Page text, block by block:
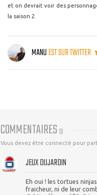
et on devrait voir des
la saison 2.
MANUEST SUR TWITTER
COMMENTAIRES (3)
Vous devez être connecté pour
JEUX DUJARDIN
Eh oui ! les tortues
fraicheur, ni de leur